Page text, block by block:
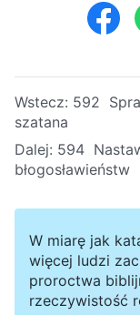
Wstecz: 592
szatana
Dalej: 594
błogosławieństw
W miarę jak
więcej ludzi
proroctwa
rzeczywistość